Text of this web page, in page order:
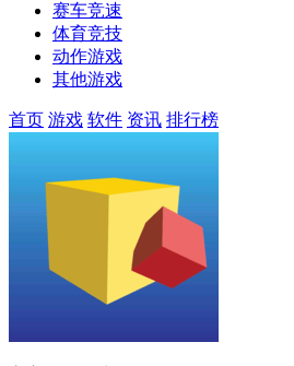
赛车竞速
体育竞技
动作游戏
其他游戏
首页 游戏 软件 资讯 排行榜